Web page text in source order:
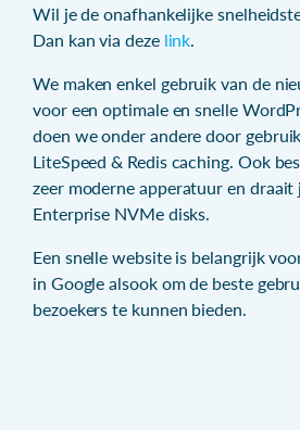
Wil je de onafhankelijke
Dan kan via deze link.
We maken enkel gebruik van de
voor een optimale en snelle
doen we onder andere door
LiteSpeed & Redis caching. Ook
zeer moderne apperatuur en
Enterprise NVMe disks.
Een snelle website is belangrijk
in Google alsook om de beste
bezoekers te kunnen bieden.